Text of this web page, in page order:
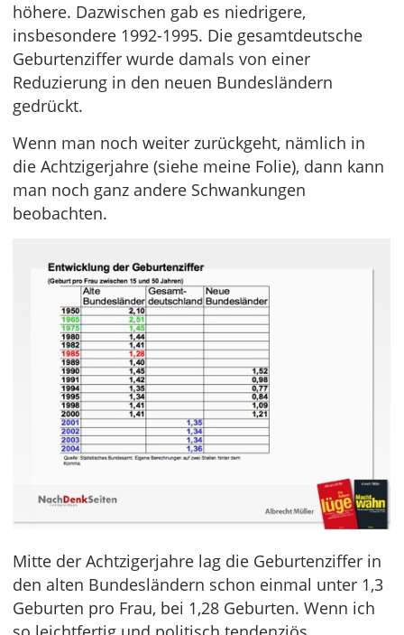
höhere. Dazwischen gab es niedrigere,
insbesondere 1992-1995. Die gesamtdeutsche
Geburtenziffer wurde damals von einer
Reduzierung in den neuen Bundesländern
gedrückt.
Wenn man noch weiter zurückgeht, nämlich in
die Achtzigerjahre (siehe meine Folie), dann kann
man noch ganz andere Schwankungen
beobachten.
Mitte der Achtzigerjahre lag die Geburtenziffer in
den alten Bundesländern schon einmal unter 1,3
Geburten pro Frau, bei 1,28 Geburten. Wenn ich